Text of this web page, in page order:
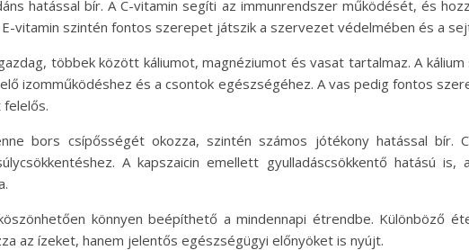
hatással bír. A C-vitamin segíti az immunrendszer működését, és
vitamin szintén fontos szerepet játszik a szervezet védelmében és a
többek között káliumot, magnéziumot és vasat tartalmaz. A
izomműködéshez és a csontok egészségéhez. A vas pedig fontos
bors csípősségét okozza, szintén számos jótékony hatással bír.
A kapszaicin emellett gyulladáscsökkentő hatású is,
könnyen beépíthető a mindennapi étrendbe. Különböző
az ízeket, hanem jelentős egészségügyi előnyöket is nyújt.